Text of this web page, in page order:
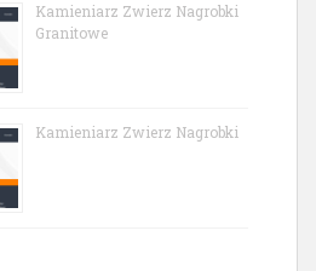
Kamieniarz Zwierz Nagrobki
Granitowe
Kamieniarz Zwierz Nagrobki